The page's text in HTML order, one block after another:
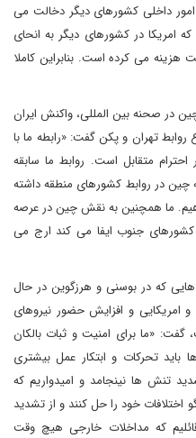
داخلی کشورهای دیگر دخالت می
امریکا در کشورهای دیگر به انحای
می کرده است. بنابراین کاملا
در صحنه بین المللی، واکنش ایران
تهران و پکن گفت: «رابطه ما با
متقابل است. روابط ما سابقه
در روابط کشورهای منطقه داشته
ما همچنین به نقش چین در عرصه
جنوب ایفا می کند ارج می
که در بوسنی و هرزگوین در حال
امریکایی و افزایش حضور نیروهای
گفت: «ما برای امنیت و ثبات بالکان
باید تحرکات و ابتکار عمل بیشتری
تنش ها نینجامد و امیدواریم که
خود را حل کنند و از تشدید
که مداخلات خارجی هیچ وقت